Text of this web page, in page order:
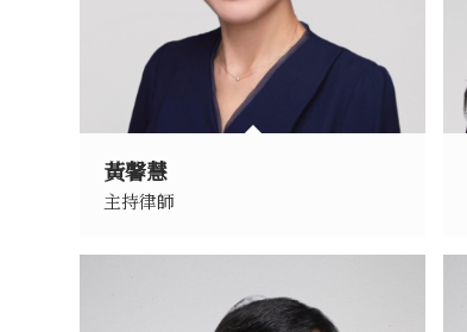
黃馨慧
主持律師